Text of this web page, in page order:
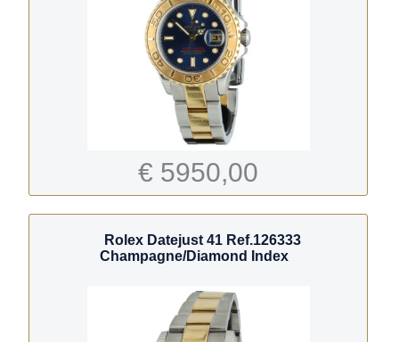
€ 5950,00
Rolex Datejust 41 Ref.126333
Champagne/Diamond Index